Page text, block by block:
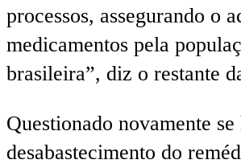
processos, assegurando o
medicamentos pela
brasileira”, diz o restante
Questionado novamente
desabastecimento do